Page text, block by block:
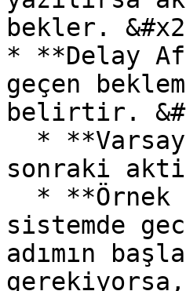
bekler.
* **Delay
geçen
belirtir.
sonraki
sistemde
adımın